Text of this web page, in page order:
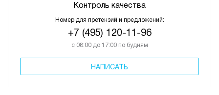
Контроль качества
Номер для претензий и предложений:
+7 (495) 120-11-96
с 08:00 до 17:00 по будням
НАПИСАТЬ